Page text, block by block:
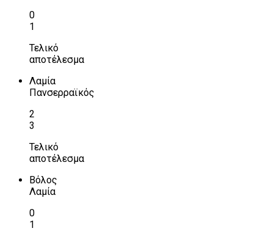
0
1
Τελικό
αποτέλεσμα
Λαμία
Πανσερραϊκός
2
3
Τελικό
αποτέλεσμα
Βόλος
Λαμία
0
1